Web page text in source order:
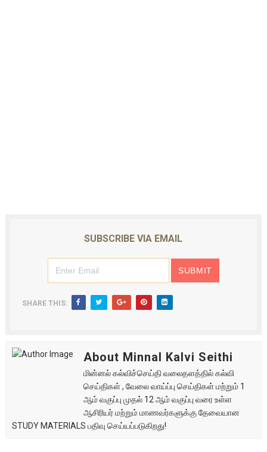
SUBSCRIBE VIA EMAIL
SHARE THIS:
About Minnal Kalvi Seithi
மின்னல் கல்விச்செய்தி வலைதளத்தில் கல்வி
செய்திகள் , வேலை வாய்ப்பு செய்திகள் மற்றும் 1
ஆம் வகுப்பு முதல் 12 ஆம் வகுப்பு வரை உள்ள
ஆசிரியர் மற்றும் மாணவர்களுக்கு தேவையான
STUDY MATERIALS பதிவு செய்யப்படுகிறது!